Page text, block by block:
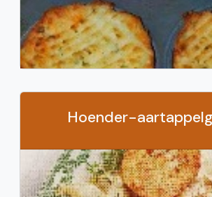
Hoender-